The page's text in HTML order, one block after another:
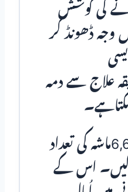
کی کوشش
وجہ ڈھونڈ کر
علاج سے دمہ
ادرک اور کالی ہریڑ6,6ماشہ کی تعداد
لیں۔ اس کے